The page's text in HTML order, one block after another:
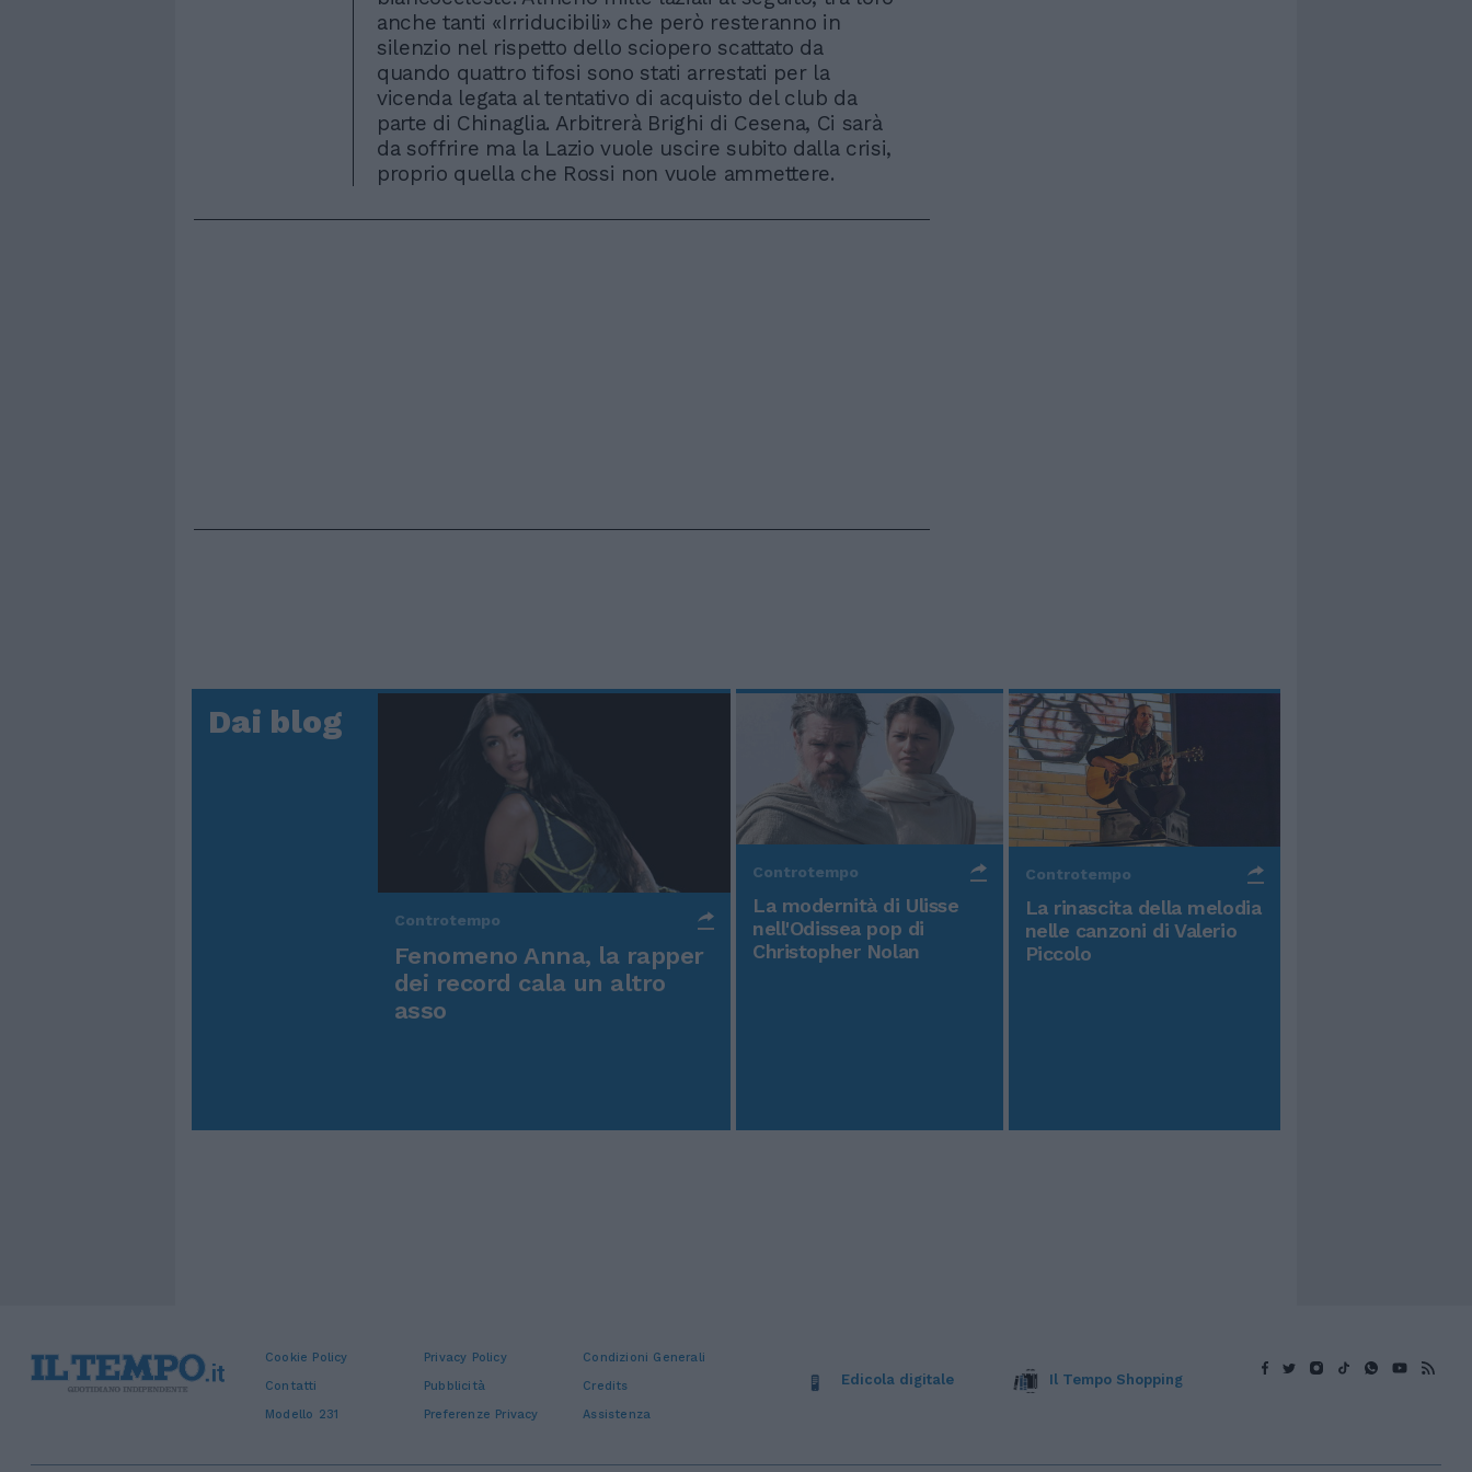
anche tanti «Irriducibili» che però resteranno in
silenzio nel rispetto dello sciopero scattato da
quando quattro tifosi sono stati arrestati per la
vicenda legata al tentativo di acquisto del club da
parte di Chinaglia. Arbitrerà Brighi di Cesena, Ci sarà
da soffrire ma la Lazio vuole uscire subito dalla crisi,
proprio quella che Rossi non vuole ammettere.
Dai blog
Controtempo
Fenomeno Anna, la rapper
dei record cala un altro
asso
Controtempo
La modernità di Ulisse
nell'Odissea pop di
Christopher Nolan
Controtempo
La rinascita della melodia
nelle canzoni di Valerio
Piccolo
Cookie Policy Privacy Policy
Condizioni Generali
Contatti
Pubblicità
Credits
Modello 231
Preferenze Privacy Assistenza
Edicola digitale Il Tempo Shopping